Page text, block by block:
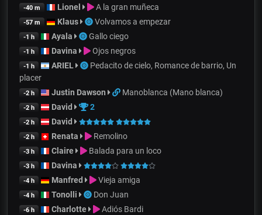
-40 m Lionel A la gran muñeca
-57 m Klaus Volvamos a empezar
-1 h Ayala Gallo ciego
-1 h Davina Ojos negros
-1 h ARIEL
Pedacito de cielo, Romance de barrio, Un
placer
-2 h Justin Dawson Manoblanca (Mano blanca)
-2 h David 2
-2 h David
-2 h Renata Remolino
-3 h Claire Balada para un loco
-3 h Davina
-4 h Manfred Vieja amiga
-4 h Tonolli Don Juan
-6 h Charlotte Adiós Bardi